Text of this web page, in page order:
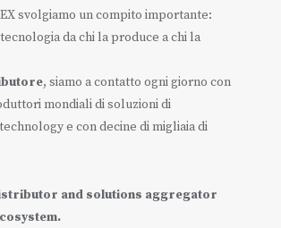
svolgiamo un compito importante:
da chi la produce a chi la
, siamo a contatto ogni giorno con
mondiali di soluzioni di
e con decine di migliaia di
and solutions aggregator